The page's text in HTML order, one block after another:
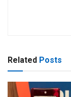
Related Posts